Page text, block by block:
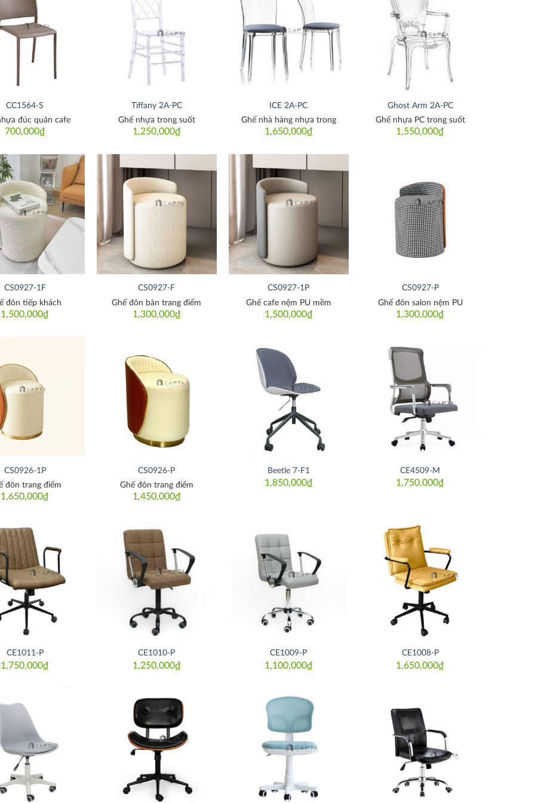
CC1564-S
700,000₫
đúc quán cafe
Tiffany 2A-PC
1,250,000₫
Ghế nhựa trong suốt
ICE 2A-PC
1,650,000₫
Ghế nhà hàng nhựa trong
Ghost Arm 2A-PC
1,550,000₫
Ghế nhựa PC trong suốt
Thích
CS0927-1F
1,500,000₫
đôn tiếp khách
CS0927-F
1,300,000₫
Ghế đôn bàn trang điểm
CS0927-1P
1,500,000₫
Ghế cafe nệm PU mềm
CS0927-P
1,300,000₫
Ghế đôn salon nệm PU
CS0926-1P
1,650,000₫
đôn trang điểm
CS0926-P
1,450,000₫
Ghế đôn trang điểm
Beetle 7-F1
1,850,000₫
CE4509-M
1,750,000₫
CE1011-P
1,750,000₫
Thích
CE1010-P
1,250,000₫
CE1009-P
1,100,000₫
CE1008-P
1,650,000₫